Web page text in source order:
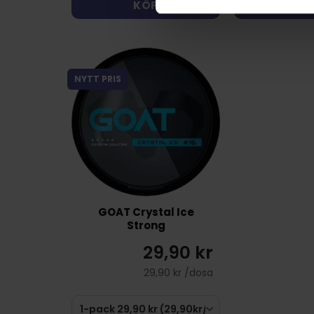
KÖP
NYTT PRIS
GOAT Crystal Ice
Strong
29,90 kr
29,90 kr /dosa